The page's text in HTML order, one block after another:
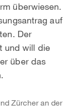
überwiesen.
auf
Der
und will die
über das
Zürcher an der